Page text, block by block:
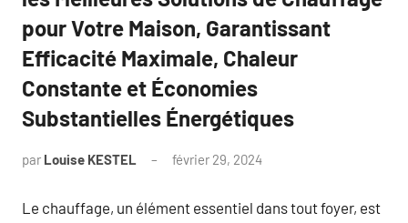
pour Votre Maison, Garantissant
Efficacité Maximale, Chaleur
Constante et Économies
Substantielles Énergétiques
par Louise KESTEL février 29, 2024
Le chauffage, un élément essentiel dans tout foyer, est